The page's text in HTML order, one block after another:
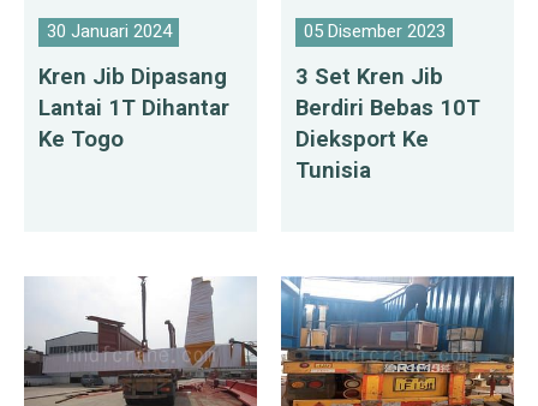
30 Januari 2024
Kren Jib Dipasang
Lantai 1T Dihantar
Ke Togo
05 Disember 2023
3 Set Kren Jib
Berdiri Bebas 10T
Dieksport Ke
Tunisia